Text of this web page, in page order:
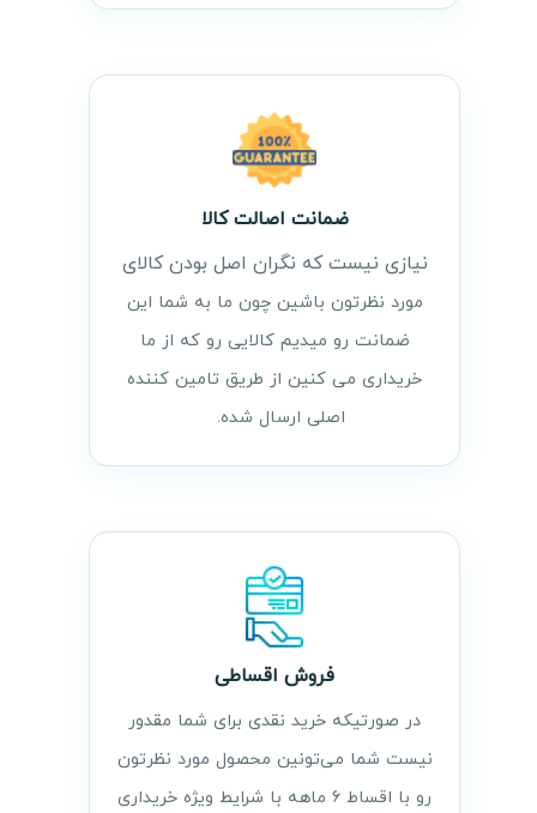
ضمانت اصالت کالا
نیازی نیست که نگران اصل بودن کالای
مورد نظرتون باشین چون ما به شما این
ضمانت رو میدیم کالایی رو که از ما
خریداری می کنین از طریق تامین کننده
اصلی ارسال شده.
فروش اقساطی
در صورتیکه خرید نقدی برای شما مقدور
نیست شما می‌تونین محصول مورد نظرتون
رو با اقساط ۶ ماهه با شرایط ویژه خریداری